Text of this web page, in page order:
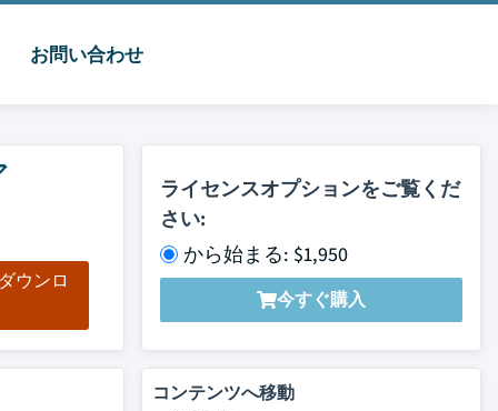
お問い合わせ
ウンロ
ライセンスオプションをご覧くだ
さい:
から始まる: $1,950
今すぐ購入
コンテンツへ移動